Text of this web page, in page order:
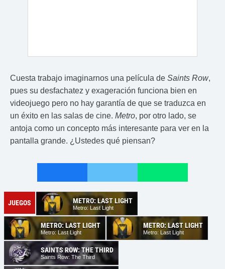
Cuesta trabajo imaginarnos una película de Saints Row,
pues su desfachatez y exageración funciona bien en
videojuego pero no hay garantía de que se traduzca en
un éxito en las salas de cine. Metro, por otro lado, se
antoja como un concepto más interesante para ver en la
pantalla grande. ¿Ustedes qué piensan?
JUEGOS METRO: LAST LIGHT
Metro: Last Light
METRO: LAST LIGHT
Metro: Last Light
METRO: LAST LIGHT
Metro: Last Light
SAINTS ROW: THE THIRD
Saints Row: The Third